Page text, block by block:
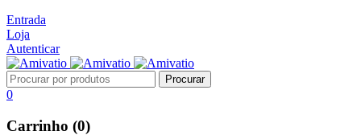
Entrada
Loja
Autenticar
0
Carrinho (0)